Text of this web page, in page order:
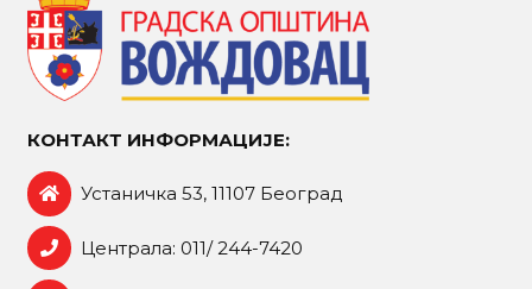
КОНТАКТ ИНФОРМАЦИЈЕ:
Устаничка 53, 11107 Београд
Централа: 011/ 244-7420